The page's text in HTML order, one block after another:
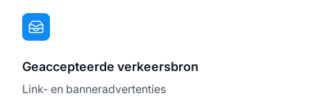
Geaccepteerde verkeersbron
Link- en banneradvertenties